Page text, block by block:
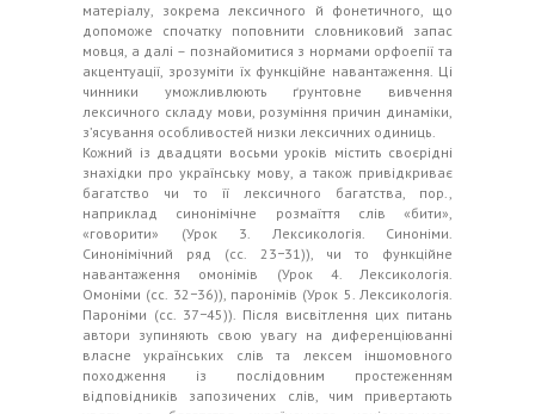
матеріалу, зокрема лексичного й фонетичного, що
допоможе спочатку поповнити словниковий запас
мовця, а далі – познайомитися з нормами орфоепії та
акцентуації, зрозуміти їх функційне навантаження. Ці
чинники уможливлюють ґрунтовне вивчення
лексичного складу мови, розуміння причин динаміки,
з’ясування особливостей низки лексичних одиниць.
Кожний із двадцяти восьми уроків містить своєрідні
знахідки про українську мову, а також привідкриває
багатство чи то її лексичного багатства, пор.,
наприклад синонімічне розмаїття слів «бити»,
«говорити» (Урок 3. Лексикологія. Синоніми.
Синонімічний ряд (сс. 23−31)), чи то функційне
навантаження омонімів (Урок 4. Лексикологія.
Омоніми (сс. 32−36)), паронімів (Урок 5. Лексикологія.
Пароніми (сс. 37−45)). Після висвітлення цих питань
автори зупиняють свою увагу на диференціюванні
власне українських слів та лексем іншомовного
походження із послідовним простеженням
відповідників запозичених слів, чим привертають